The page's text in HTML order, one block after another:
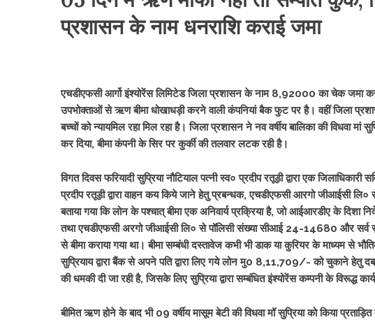
प्रशासन के नाम धनराशि कराई जमा
एचडीएफसी आर्गो इंश्योरेंस लिमिटेड जिला प्रशासन के नाम 8,92000 का चेक जमा
उपभोक्ताओं से ऋण बीमा धोखाधड़ी करने वाली कंपनियां बैक फुट पर है। वहीं जिला
बच्चों को न्यायमिल रहा मिल रहा है। जिला प्रशासन ने नव वर्षीय बालिका की विधवा
कर दिया, बीमा कंपनी के सिर पर कुर्की की तलवार लटक रही है।
विगत दिवस फरियादी सुप्रिया नौटियाल पत्नी स्व० प्रदीप रतूड़ी द्वारा एक
प्रदीप रतूड़ी द्वारा वाहन कय किये जाने हेतु प्रबन्धक, एचडीएफसी आरगो जीआईसी
बताया गया कि लोन के पश्चात् बीमा एक अनिवार्य प्रक्रिया है, जो आईआरडीए के
तथा एचडीएफसी अरगो जीआईसी लि० से पॉलिसी संख्या सीआई 24-14680 और
से बीमा कराया गया था। बीमा सम्बंधी दस्तावेज कभी भी डाक या कुरियर के माध्यम
सुप्रियाय द्वारा बैंक से अपने पति द्वारा लिए गये लोन मु0 8,11,709/- को चुकाने हेतु
की धमकी दी जा रही है, जिसके लिए सुप्रिया द्वारा सम्बंधित इंश्योरेंस कम्पनी के विरूद्ध
बीमित ऋण होने के बाद भी 09 वर्षीय मासूम बेटी की विधवा मॉ सुप्रिया को किया